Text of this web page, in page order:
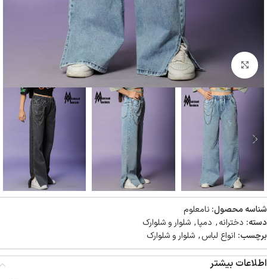
بزرگنمایی تصویر
شناسه محصول: نامعلوم
دسته: دخترانه, دمپا, شلوار و شلوارک
برچسب: انواع لباس, شلوار و شلوارک
اطلاعات بیشتر